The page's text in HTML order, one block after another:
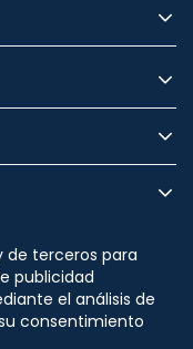
de terceros para
publicidad
el análisis de
consentimiento